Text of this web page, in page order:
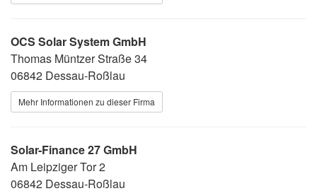
OCS Solar System GmbH
Thomas Müntzer Straße 34
06842 Dessau-Roßlau
Mehr Informationen zu dieser Firma
Solar-Finance 27 GmbH
Am Leipziger Tor 2
06842 Dessau-Roßlau